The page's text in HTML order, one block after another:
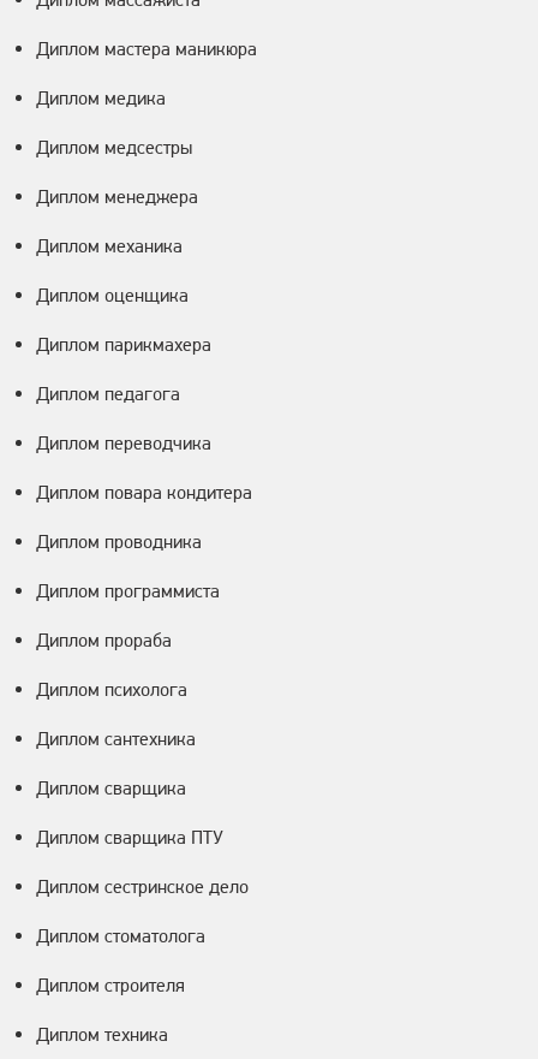
Диплом мастера маникюра
Диплом медика
Диплом медсестры
Диплом менеджера
Диплом механика
Диплом оценщика
Диплом парикмахера
Диплом педагога
Диплом переводчика
Диплом повара кондитера
Диплом проводника
Диплом программиста
Диплом прораба
Диплом психолога
Диплом сантехника
Диплом сварщика
Диплом сварщика ПТУ
Диплом сестринское дело
Диплом стоматолога
Диплом строителя
Диплом техника